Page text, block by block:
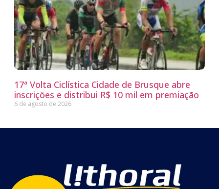
17ª Volta Ciclística Cidade de Brusque abre
inscrições e distribui R$ 10 mil em premiação
6 de agosto de 2026